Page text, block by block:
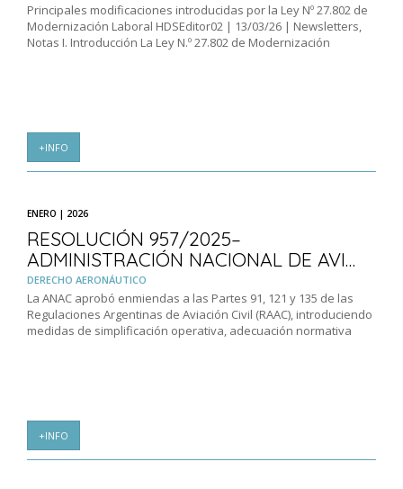
Principales modificaciones introducidas por la Ley Nº 27.802 de
Modernización Laboral HDSEditor02 | 13/03/26 | Newsletters,
Notas I. Introducción La Ley N.º 27.802 de Modernización
+INFO
ENERO | 2026
RESOLUCIÓN 957/2025–
ADMINISTRACIÓN NACIONAL DE AVI…
DERECHO AERONÁUTICO
La ANAC aprobó enmiendas a las Partes 91, 121 y 135 de las
Regulaciones Argentinas de Aviación Civil (RAAC), introduciendo
medidas de simplificación operativa, adecuación normativa
+INFO